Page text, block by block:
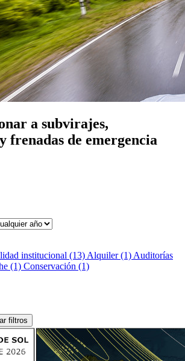
a subvirajes,
frenadas de emergencia
institucional (13) Alquiler (1) Auditorías
(1) Conservación (1)
filtros